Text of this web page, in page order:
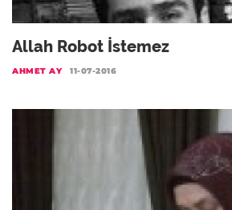
Allah Robot İstemez
AHMET AY 11-07-2016